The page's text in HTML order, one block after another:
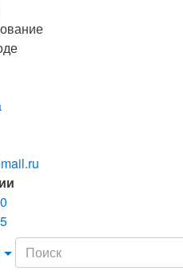
Search
for: